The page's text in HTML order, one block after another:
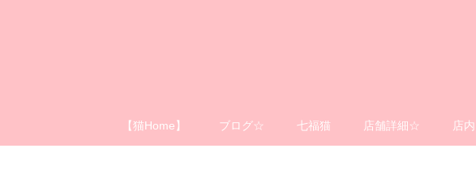
【猫Home】 ブログ☆ 七福猫 店舗詳細☆ 店